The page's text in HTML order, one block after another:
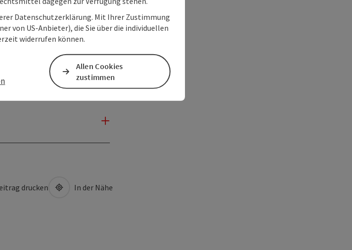
drucken In der Nähe
Datenschutzerklärung. Mit Ihrer Zustimmung
von US-Anbieter), die Sie über die individuellen
widerrufen können.
Allen Cookies
zustimmen